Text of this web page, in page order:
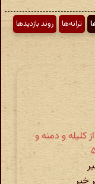
ترانه‌ها
روند بازدیدها
کلیله و دمنه و